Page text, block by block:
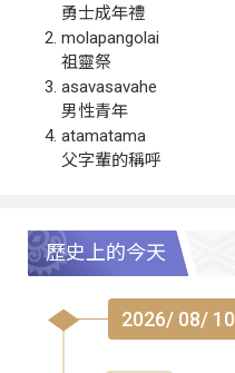
勇士成年禮
molapangolai
祖靈祭
asavasavahe
男性青年
atamatama
父字輩的稱呼
歷史上的今天
2026/ 08/ 10